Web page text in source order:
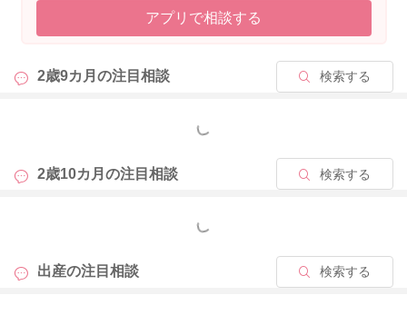
アプリで相談する
2歳9カ月の注目相談 検索する
もっと見る
2歳10カ月の注目相談 検索する
もっと見る
出産の注目相談 検索する